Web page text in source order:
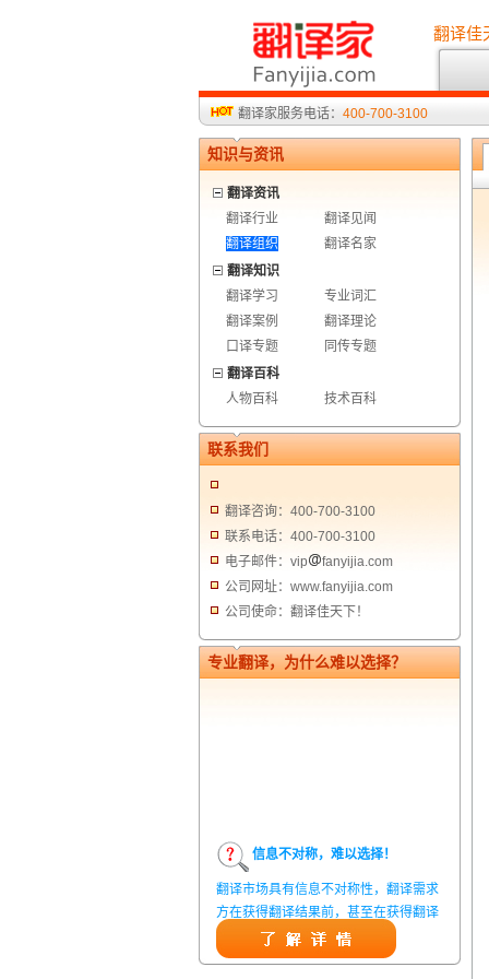
翻译佳
翻译家服务电话： 400-700-3100
知识与资讯
翻译资讯
翻译行业
翻译见闻
翻译组织
翻译名家
翻译知识
翻译学习
专业词汇
翻译案例
翻译理论
口译专题
同传专题
翻译百科
人物百科
技术百科
联系我们
翻译咨询：400-700-3100
联系电话：400-700-3100
电子邮件：vip
fanyijia.com
公司网址：www.fanyijia.com
公司使命：翻译佳天下！
专业翻译，为什么难以选择？
翻译市场具有信息不对称性，翻译需求
方在获得翻译结果前，甚至在获得翻译
结果后，都无法准确判定翻译质量。从
而给劣质翻译者提供了一定生存条件，
造成翻译市场鱼龙混杂，难以选择。